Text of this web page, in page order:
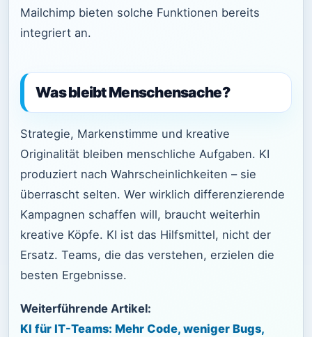
Mailchimp bieten solche Funktionen bereits
integriert an.
Was bleibt Menschensache?
Strategie, Markenstimme und kreative
Originalität bleiben menschliche Aufgaben. KI
produziert nach Wahrscheinlichkeiten – sie
überrascht selten. Wer wirklich differenzierende
Kampagnen schaffen will, braucht weiterhin
kreative Köpfe. KI ist das Hilfsmittel, nicht der
Ersatz. Teams, die das verstehen, erzielen die
besten Ergebnisse.
Weiterführende Artikel:
KI für IT-Teams: Mehr Code, weniger Bugs,